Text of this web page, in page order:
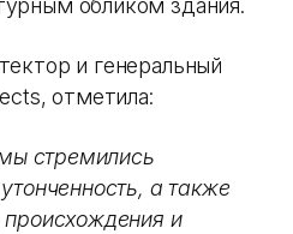
обликом здания.
и генеральный
отметила:
стремились
а также
и